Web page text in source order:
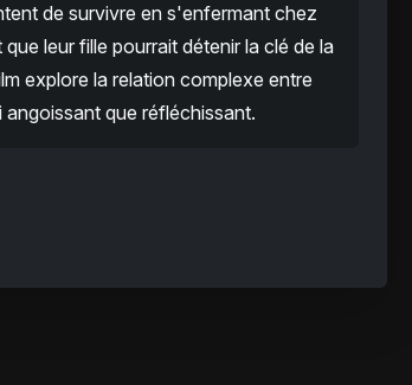
de survivre en s'enfermant chez
leur fille pourrait détenir la clé de la
explore la relation complexe entre
que réfléchissant.